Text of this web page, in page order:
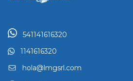
541141616320
1141616320
hola@lmgsrl.com